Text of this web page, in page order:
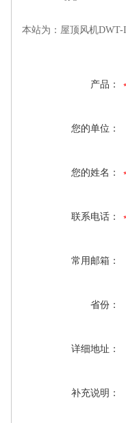
本站为：屋顶风机
产品：
您的单位：
您的姓名：
联系电话：
常用邮箱：
省份：
详细地址：
补充说明：